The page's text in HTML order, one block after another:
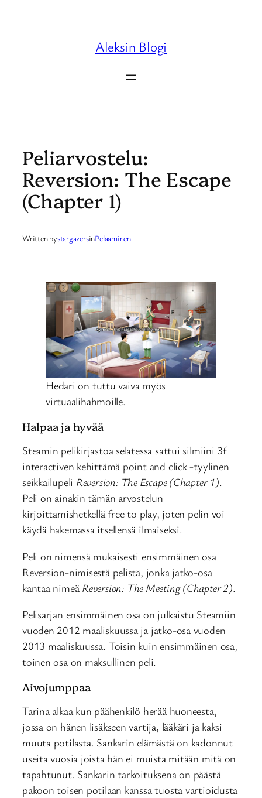
Aleksin Blogi
Peliarvostelu:
Reversion: The Escape
(Chapter 1)
Written bystargazersinPelaaminen
Hedari on tuttu vaiva myös
virtuaalihahmoille.
Halpaa ja hyvää
Steamin pelikirjastoa selatessa sattui silmiini 3f
interactiven kehittämä point and click -tyylinen
seikkailupeli Reversion: The Escape (Chapter 1).
Peli on ainakin tämän arvostelun
kirjoittamishetkellä free to play, joten pelin voi
käydä hakemassa itsellensä ilmaiseksi.
Peli on nimensä mukaisesti ensimmäinen osa
Reversion-nimisestä pelistä, jonka jatko-osa
kantaa nimeä Reversion: The Meeting (Chapter 2).
Pelisarjan ensimmäinen osa on julkaistu Steamiin
vuoden 2012 maaliskuussa ja jatko-osa vuoden
2013 maaliskuussa. Toisin kuin ensimmäinen osa,
toinen osa on maksullinen peli.
Aivojumppaa
Tarina alkaa kun päähenkilö herää huoneesta,
jossa on hänen lisäkseen vartija, lääkäri ja kaksi
muuta potilasta. Sankarin elämästä on kadonnut
useita vuosia joista hän ei muista mitään mitä on
tapahtunut. Sankarin tarkoituksena on päästä
pakoon toisen potilaan kanssa tuosta vartioidusta